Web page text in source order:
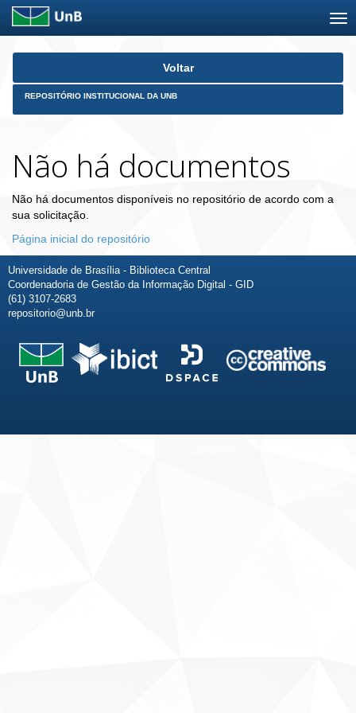
Skip
Voltar
REPOSITÓRIO INSTITUCIONAL DA UNB
Não há documentos
Não há documentos disponíveis no repositório de acordo com a
sua solicitação.
Página inicial do repositório
Universidade de Brasília - Biblioteca Central
Coordenadoria de Gestão da Informação Digital - GID
(61) 3107-2683
repositorio@unb.br